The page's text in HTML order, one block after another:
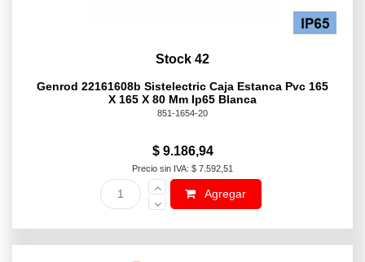
Stock 42
Genrod 22161608b Sistelectric Caja Estanca Pvc 165
X 165 X 80 Mm Ip65 Blanca
851-1654-20
$ 9.186,94
Precio sin IVA: $ 7.592,51
Agregar